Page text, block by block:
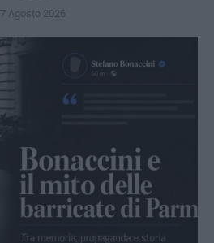
7 Agosto 2026